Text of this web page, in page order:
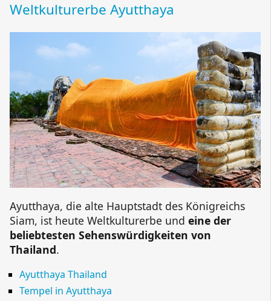
Weltkulturerbe Ayutthaya
Ayutthaya, die alte Hauptstadt des Königreichs
Siam, ist heute Weltkulturerbe und eine der
beliebtesten Sehenswürdigkeiten von
Thailand.
Ayutthaya Thailand
Tempel in Ayutthaya